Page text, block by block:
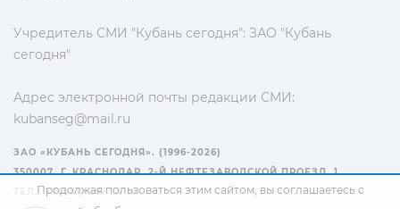
Учредитель СМИ "Кубань сегодня": ЗАО "Кубань
сегодня"
Адрес электронной почты редакции СМИ:
kubanseg@mail.ru
ЗАО «КУБАНЬ СЕГОДНЯ». (1996-2026)
350007, Г. КРАСНОДАР, 2-Й НЕФТЕЗАВОДСКОЙ ПРОЕЗД, 1
ТЕЛ.: +7(861) 267-15-15
Продолжая пользоваться этим сайтом, вы соглашаетесь с